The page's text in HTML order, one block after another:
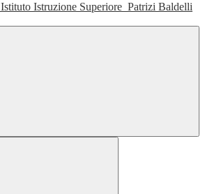
Istituto Istruzione Superiore Patrizi Baldelli